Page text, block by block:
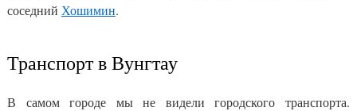
соседний Хошимин.
Транспорт в Вунгтау
В самом городе мы не видели городского транспорта.